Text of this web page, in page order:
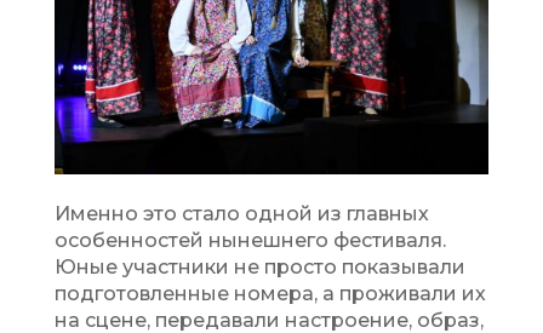
Именно это стало одной из главных
особенностей нынешнего фестиваля.
Юные участники не просто показывали
подготовленные номера, а проживали их
на сцене, передавали настроение, образ,